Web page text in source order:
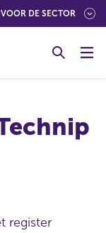
VOOR DE SECTOR
register